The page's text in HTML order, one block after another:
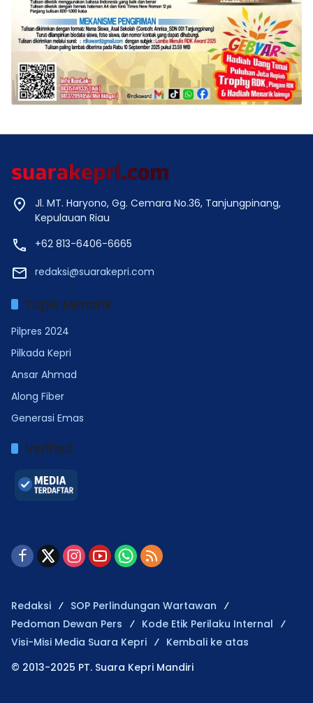
Jl. MT. Haryono, Gg. Cemara No.36, Tanjungpinang,
Kepulauan Riau
+62 813-6406-6665
redaksi@suarakepri.com
Topik Menarik
Pilpres 2024
Pilkada Kepri
Ansar Ahmad
Along Fiber
Generasi Emas
Verified
Redaksi
SOP Perlindungan Wartawan
Pedoman Dewan Pers
Kode Etik Perilaku Internal
Visi-Misi Media Suara Kepri
Kembali ke atas
© 2013-2025 PT. Suara Kepri Mandiri